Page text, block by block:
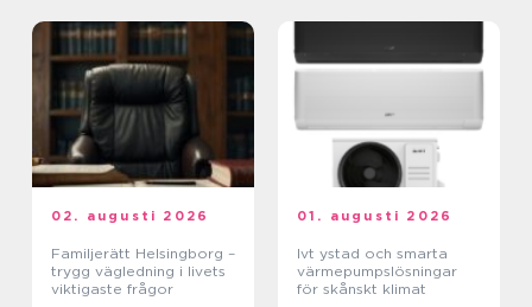
02. augusti 2026
Familjerätt Helsingborg –
trygg vägledning i livets
viktigaste frågor
01. augusti 2026
Ivt ystad och smarta
värmepumpslösningar
för skånskt klimat